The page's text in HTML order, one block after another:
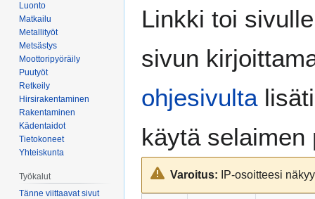
navigaatioon
hakuun
Linkki toi
sivun
ohjesivulta
käytä selaimen
Varoitus: IP-osoitteesi
Luonto
Matkailu
Metallityöt
Metsästys
Moottoripyöräily
Puutyöt
Retkeily
Hirsirakentaminen
Rakentaminen
Kädentaidot
Tietokoneet
Yhteiskunta
Työkalut
Tänne viittaavat sivut